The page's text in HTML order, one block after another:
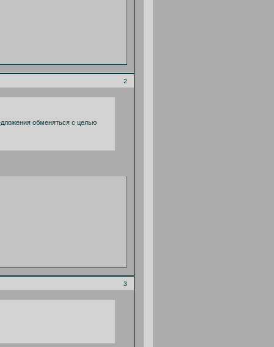
2
обменяться с целью
3